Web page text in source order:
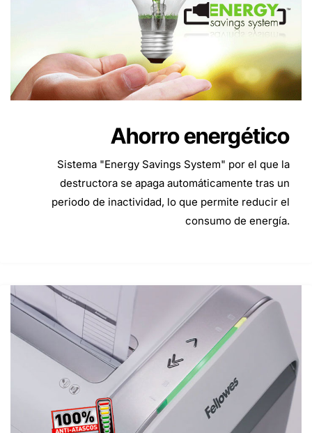
Ahorro energético
Sistema "Energy Savings System" por el que la
destructora se apaga automáticamente tras un
periodo de inactividad, lo que permite reducir el
consumo de energía.